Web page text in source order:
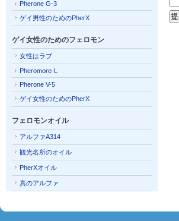
Pherone G-3
ゲイ男性のためのPherX
ゲイ女性のためのフェロモン
女性はラブ
Pheromore-L
Pherone V-5
ゲイ女性のためのPherX
フェロモンオイル
アルファA314
観光名所のオイル
PherXオイル
真のアルファ